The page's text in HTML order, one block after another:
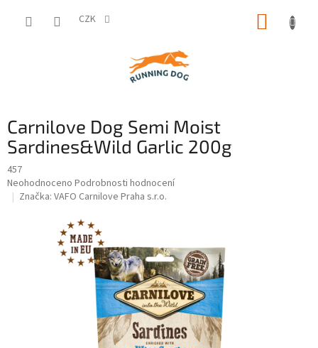
CZK
Carnilove Dog Semi Moist
Sardines&Wild Garlic 200g
457
Průměrné
hodnocení
Neohodnoceno Podrobnosti hodnocení
Značka: VAFO Carnilove Praha s.r.o.